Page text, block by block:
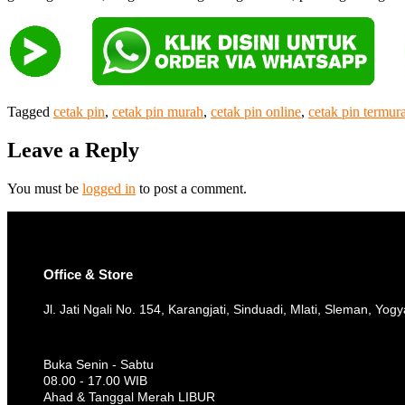
Tagged cetak pin, cetak pin murah, cetak pin online, cetak pin
Leave a Reply
You must be logged in to post a comment.
Office & Store
Jl. Jati Ngali No. 154, Karangjati, Sinduadi, Mlati, Sleman,
Buka Senin - Sabtu
08.00 - 17.00 WIB
Ahad & Tanggal Merah LIBUR